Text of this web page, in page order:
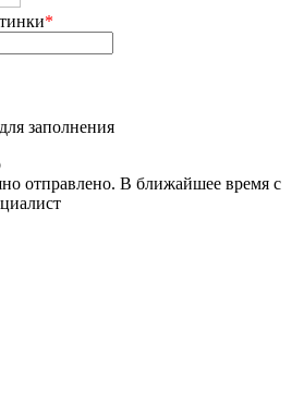
*
заполнения
отправлено. В ближайшее время с